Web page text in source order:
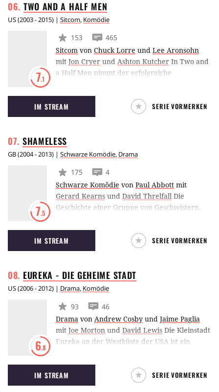
TWO AND A HALF MEN
US(2003 - 2015) | Sitcom, Komödie
7.1
153
465
Sitcom von Chuck Lorre und Lee Aronsohn
mit Jon Cryer und Ashton Kutcher In Two and
a Half Men nimmt der erfolgreiche
widerwillig seinen spießigen Bruder Alan (Jon
Cryer) und dessen Sohn Jake (Angus T. Jones)
in seinem Haus am Malibu Beach auf.
IM STREAM SERIE VORMERKEN
SHAMELESS
GB(2004 - 2013) | Schwarze Komödie, Drama
7.5
175
4
Schwarze Komödie von Paul Abbott mit
Gerard Kearns und David Threlfall Die
Geschichte einer Gruppe von Geschwistern,
und den harten Alltag in Manchester
bewältigen müssen. Die britische Serie wurde
für den US-Markt mit William H. Macy neu
IM STREAM SERIE VORMERKEN
EUREKA - DIE GEHEIME STADT
US(2006 - 2012) | Drama, Komödie
6.8
93
46
Drama von Andrew Cosby und Jaime Paglia
mit Joe Morton und David Lewis Die Kleinstadt
Eureka an der Westküste der USA ist ein
Regierung. Brilliante Wissenschaftler leben in
einer High-tech Welt und forschen hier an für
die Regierung interessanten Entwicklungen.
IM STREAM SERIE VORMERKEN